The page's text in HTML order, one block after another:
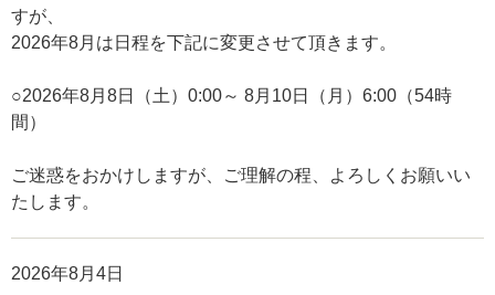
すが、
2026年8月は日程を下記に変更させて頂きます。
○2026年8月8日（土）0:00～ 8月10日（月）6:00（54時
間）
ご迷惑をおかけしますが、ご理解の程、よろしくお願いい
たします。
2026年8月4日